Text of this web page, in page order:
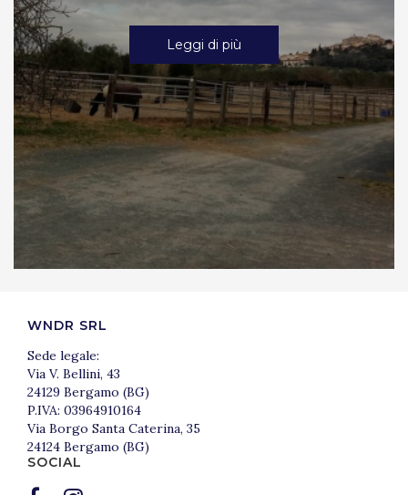
Leggi di più
WNDR SRL
Sede legale:
Via V. Bellini, 43
24129 Bergamo (BG)
P.IVA: 03964910164
Via Borgo Santa Caterina, 35
24124 Bergamo (BG)
SOCIAL